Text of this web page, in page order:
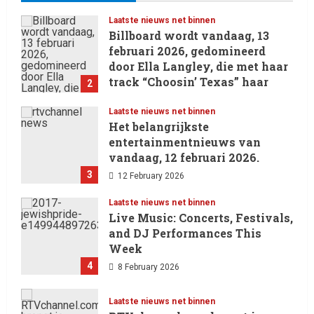
2
Laatste nieuws net binnen
Billboard wordt vandaag, 13
februari 2026, gedomineerd
door Ella Langley, die met haar
track “Choosin’ Texas” haar
Hot 100 heeft behaald.
13 February 2026
3
Laatste nieuws net binnen
Het belangrijkste
entertainmentnieuws van
vandaag, 12 februari 2026.
12 February 2026
4
Laatste nieuws net binnen
Live Music: Concerts, Festivals,
and DJ Performances This
Week
8 February 2026
Laatste nieuws net binnen